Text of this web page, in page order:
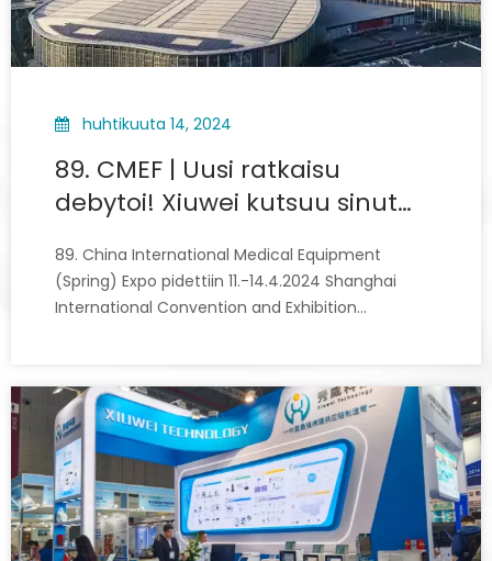
huhtikuuta 14, 2024
89. CMEF | Uusi ratkaisu
debytoi! Xiuwei kutsuu sinut
89. China International Medical Equipment
(Spring) Expo pidettiin 11.-14.4.2024 Shanghai
International Convention and Exhibition
lääketieteellisten laitteiden 'tuuliviiri', lähes 5000
yritystä yli 20 maasta